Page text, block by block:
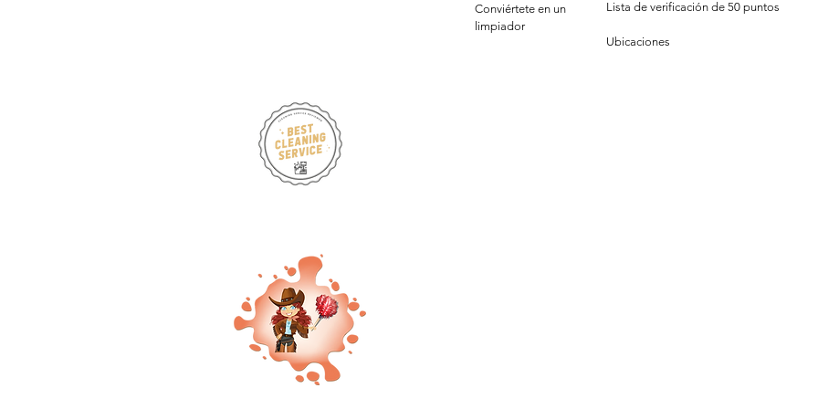
Conviértete en un
limpiador
Lista de verificación de 50 puntos
Ubicaciones